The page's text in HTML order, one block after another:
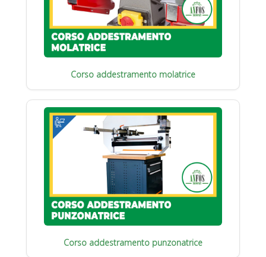
Corso addestramento molatrice
Corso addestramento punzonatrice